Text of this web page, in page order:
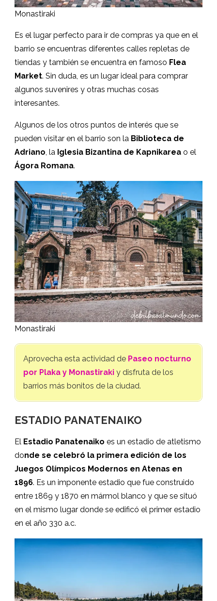
Monastiraki
Es el lugar perfecto para ir de compras ya que en el
barrio se encuentras diferentes calles repletas de
tiendas y también se encuentra en famoso Flea
Market. Sin duda, es un lugar ideal para comprar
algunos suvenires y otras muchas cosas
interesantes.
Algunos de los otros puntos de interés que se
pueden visitar en el barrio son la Biblioteca de
Adriano, la Iglesia Bizantina de Kapnikarea o el
Ágora Romana.
Monastiraki
Aprovecha esta actividad de Paseo nocturno
por Plaka y Monastiraki y disfruta de los
barrios más bonitos de la ciudad.
ESTADIO PANATENAIKO
El Estadio Panatenaiko es un estadio de atletismo
donde se celebró la primera edición de los
Juegos Olímpicos Modernos en Atenas en
1896. Es un imponente estadio que fue construido
entre 1869 y 1870 en mármol blanco y que se situó
en el mismo lugar donde se edificó el primer estadio
en el año 330 a.c.